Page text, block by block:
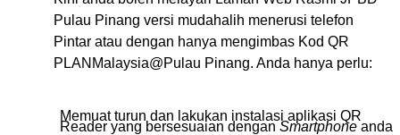
Pulau Pinang versi mudahalih menerusi telefon
Pintar atau dengan hanya mengimbas Kod QR
PLANMalaysia@Pulau Pinang. Anda hanya perlu:
Memuat turun dan lakukan instalasi aplikasi QR
Reader yang bersesuaian dengan Smartphone anda